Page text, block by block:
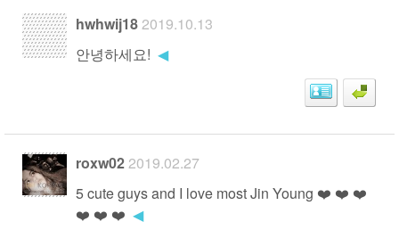
hwhwij182019.10.13
안녕하세요! ◀
roxw022019.02.27
5 cute guys and I love most Jin Young ❤️ ❤️ ❤️
❤️ ❤️ ❤️ ◀